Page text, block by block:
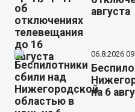
августа
06.8.2026
на 6